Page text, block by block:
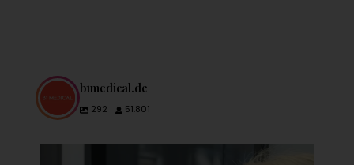
b1medical.de
292 51.801
👨🏽‍⚕️Das gute Ergebnis einer minimalinvasiven